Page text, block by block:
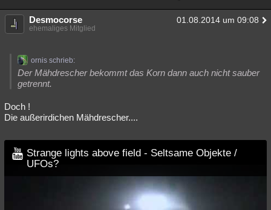
Desmocorse 01.08.2014 um 09:08
ehemaliges Mitglied
ornis schrieb:
Der Mähdrescher bekommt das Korn dann auch nicht sauber
getrennt.
Doch !
Die außerirdichen Mähdrescher....
Strange lights above field - Seltsame Objekte /
UFOs?